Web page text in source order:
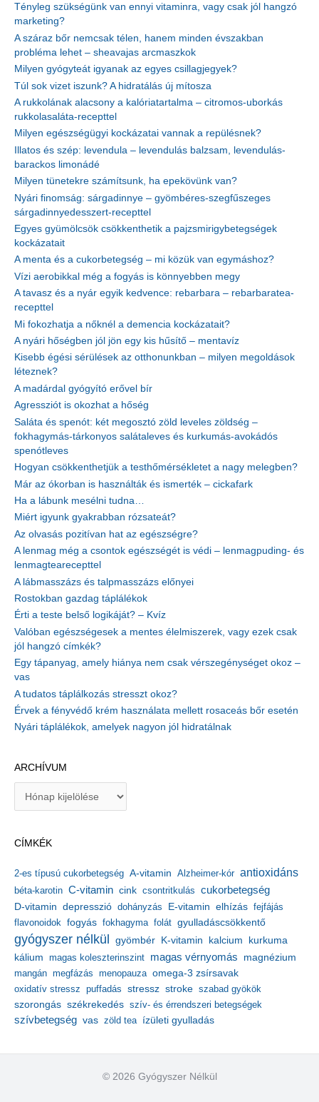
Tényleg szükségünk van ennyi vitaminra, vagy csak jól hangzó
marketing?
A száraz bőr nemcsak télen, hanem minden évszakban
probléma lehet – sheavajas arcmaszkok
Milyen gyógyteát igyanak az egyes csillagjegyek?
Túl sok vizet iszunk? A hidratálás új mítosza
A rukkolának alacsony a kalóriatartalma – citromos-uborkás
rukkolasaláta-recepttel
Milyen egészségügyi kockázatai vannak a repülésnek?
Illatos és szép: levendula – levendulás balzsam, levendulás-
barackos limonádé
Milyen tünetekre számítsunk, ha epekövünk van?
Nyári finomság: sárgadinnye – gyömbéres-szegfűszeges
sárgadinnyedesszert-recepttel
Egyes gyümölcsök csökkenthetik a pajzsmirigybetegségek
kockázatait
A menta és a cukorbetegség – mi közük van egymáshoz?
Vízi aerobikkal még a fogyás is könnyebben megy
A tavasz és a nyár egyik kedvence: rebarbara – rebarbaratea-
recepttel
Mi fokozhatja a nőknél a demencia kockázatait?
A nyári hőségben jól jön egy kis hűsítő – mentavíz
Kisebb égési sérülések az otthonunkban – milyen megoldások
léteznek?
A madárdal gyógyító erővel bír
Agressziót is okozhat a hőség
Saláta és spenót: két megosztó zöld leveles zöldség –
fokhagymás-tárkonyos salátaleves és kurkumás-avokádós
spenótleves
Hogyan csökkenthetjük a testhőmérsékletet a nagy melegben?
Már az ókorban is használták és ismerték – cickafark
Ha a lábunk mesélni tudna…
Miért igyunk gyakrabban rózsateát?
Az olvasás pozitívan hat az egészségre?
A lenmag még a csontok egészségét is védi – lenmagpuding- és
lenmagtearecepttel
A lábmasszázs és talpmasszázs előnyei
Rostokban gazdag táplálékok
Érti a teste belső logikáját? – Kvíz
Valóban egészségesek a mentes élelmiszerek, vagy ezek csak
jól hangzó címkék?
Egy tápanyag, amely hiánya nem csak vérszegénységet okoz –
vas
A tudatos táplálkozás stresszt okoz?
Érvek a fényvédő krém használata mellett rosaceás bőr esetén
Nyári táplálékok, amelyek nagyon jól hidratálnak
ARCHÍVUM
í
u
m
CÍMKÉK
2-es típusú cukorbetegség A-vitamin Alzheimer-kór antioxidáns
béta-karotin C-vitamin cink csontritkulás cukorbetegség
D-vitamin depresszió dohányzás E-vitamin elhízás fejfájás
flavonoidok fogyás fokhagyma folát gyulladáscsökkentő
gyógyszer nélkül gyömbér K-vitamin kalcium kurkuma
kálium magas koleszterinszint magas vérnyomás magnézium
mangán megfázás menopauza omega-3 zsírsavak
oxidatív stressz puffadás stressz stroke szabad gyökök
szorongás székrekedés szív- és érrendszeri betegségek
szívbetegség vas zöld tea ízületi gyulladás
© 2026 Gyógyszer Nélkül